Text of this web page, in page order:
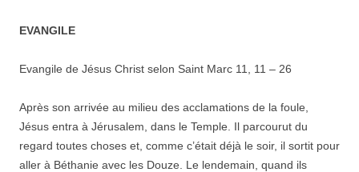
EVANGILE
Evangile de Jésus Christ selon Saint Marc 11 11 – 26
Après son arrivée au milieu des acclamations de la foule,
Jésus entra à Jérusalem, dans le Temple. Il parcourut du
regard toutes choses et, comme c’était déjà le soir, il sortit pour
aller à Béthanie avec les Douze. Le lendemain, quand ils